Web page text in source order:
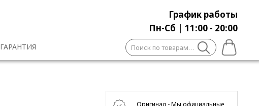
График работы
Пн-Сб | 11:00 - 20:00
ГАРАНТИЯ Искать:
Оригинал - Мы официальные